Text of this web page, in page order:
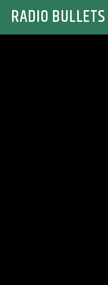
RADIO BULLETS